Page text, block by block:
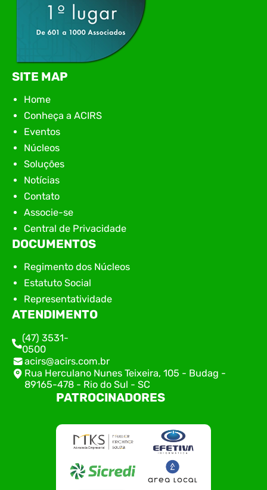
SITE MAP
Home
Conheça a ACIRS
Eventos
Núcleos
Soluções
Notícias
Contato
Associe-se
Central de Privacidade
DOCUMENTOS
Regimento dos Núcleos
Estatuto Social
Representatividade
ATENDIMENTO
(47) 3531-
0500
acirs@acirs.com.br
Rua Herculano Nunes Teixeira, 105 - Budag -
89165-478 - Rio do Sul - SC
PATROCINADORES